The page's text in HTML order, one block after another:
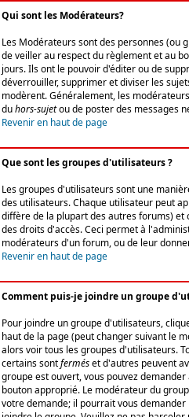
Qui sont les Modérateurs?
Les Modérateurs sont des personnes (ou
de veiller au respect du règlement et au
jours. Ils ont le pouvoir d'éditer ou de
déverrouiller, supprimer et diviser les
modèrent. Généralement, les
duhors-sujetou de poster des messages
Revenir en haut de page
Que sont les groupes d'utilisateurs ?
Les groupes d'utilisateurs sont une
des utilisateurs. Chaque utilisateur peut
diffère de la plupart des autres forums) et
des droits d'accès. Ceci permet à
modérateurs d'un forum, ou de leur
Revenir en haut de page
Comment puis-je joindre un groupe
Pour joindre un groupe d'utilisateurs,
haut de la page (peut changer suivant le
alors voir tous les groupes d'utilisateurs.
certains sontferméset d'autres peuvent
groupe est ouvert, vous pouvez
bouton approprié. Le modérateur du
votre demande; il pourrait vous demander